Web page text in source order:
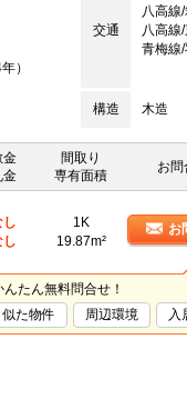
交通
八高線
八高線
青梅線
）
構造 木造
金
金
間取り
専有面積
お問
し
し
1K
19.87m²
お
たん無料問合せ！
似た物件 周辺環境 入